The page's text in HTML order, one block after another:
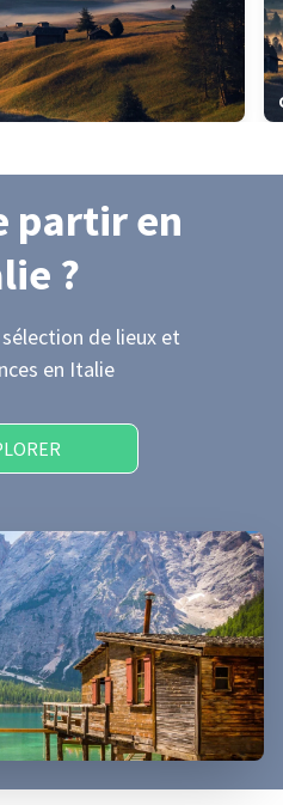
partiren
?
de lieux et
en Italie